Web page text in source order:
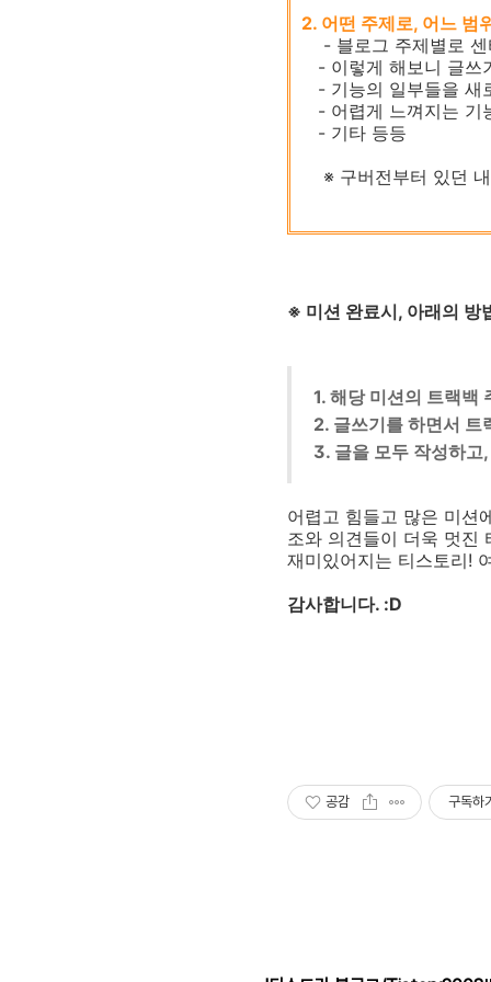
2. 어떤 주제로, 어느 범
- 블로그 주제별로 센
- 이렇게 해보니 글쓰
- 기능의 일부들을 새
- 어렵게 느껴지는 기
- 기타 등등
※ 구버전부터 있던
※ 미션 완료시, 아래의
1. 해당 미션의 트랙백
2. 글쓰기를 하면서 트
3. 글을 모두 작성하고
어렵고 힘들고 많은 미션
조와 의견들이 더욱 멋진
재미있어지는 티스토리!
감사합니다. :D
공감 구독하